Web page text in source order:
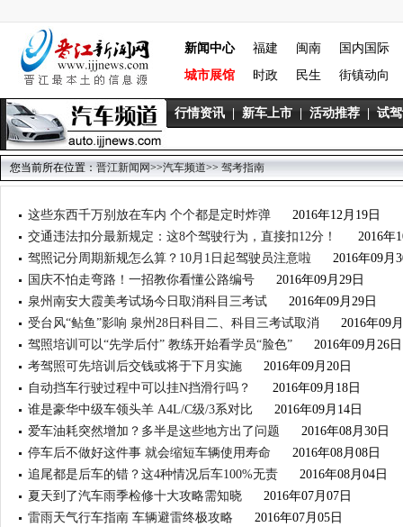
新闻中心 福建 闽南
国内国际
城市展馆
时政 民生 街镇动向
行情资讯 新车上市 活动推荐 试
您当前所在位置： 晋江新闻网>>汽车频道>> 驾考指南
这些东西千万别放在车内 个个都是定时炸弹
2016年12月19日
交通违法扣分最新规定：这8个驾驶行为，直接扣12分！
2016年
驾照记分周期新规怎么算？10月1日起驾驶员注意啦
2016年09月
国庆不怕走弯路！一招教你看懂公路编号
2016年09月29日
泉州南安大霞美考试场今日取消科目三考试
2016年09月29日
受台风“鲇鱼”影响 泉州28日科目二、科目三考试取消
2016年09
驾照培训可以“先学后付” 教练开始看学员“脸色”
2016年09月26日
考驾照可先培训后交钱或将于下月实施
2016年09月20日
自动挡车行驶过程中可以挂N挡滑行吗？
2016年09月18日
谁是豪华中级车领头羊 A4L/C级/3系对比
2016年09月14日
爱车油耗突然增加？多半是这些地方出了问题
2016年08月30日
停车后不做好这件事 就会缩短车辆使用寿命
2016年08月08日
追尾都是后车的错？这4种情况后车100%无责
2016年08月04日
夏天到了汽车雨季检修十大攻略需知晓
2016年07月07日
雷雨天气行车指南 车辆避雷终极攻略
2016年07月05日